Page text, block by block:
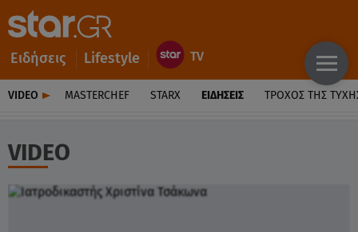
Ειδήσεις Lifestyle
VIDEO MASTERCHEF STARX ΕΙΔΉΣΕΙΣ ΤΡΟΧΌΣ ΤΗΣ
VIDEO